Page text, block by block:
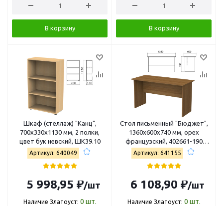
В корзину В корзину
Шкаф (стеллаж) "Канц",
700х330х1130 мм, 2 полки,
цвет бук невский, ШК39.10
Артикул: 640049
5 998,95 ₽/шт
Наличие Златоуст: 0 шт.
Стол письменный "Бюджет",
1360х600х740 мм, орех
французский, 402661-190
402661-190
Артикул: 641155
6 108,90 ₽/шт
Наличие Златоуст: 0 шт.